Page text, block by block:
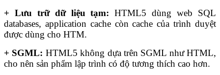
+ Lưu trữ dữ liệu tạm: HTML5 dùng web SQL
databases, application cache còn cache của trình duyệt
được dùng cho HTM.
+ SGML: HTML5 không dựa trên SGML như HTML,
cho nên sản phẩm lập trình có độ tương thích cao hơn.